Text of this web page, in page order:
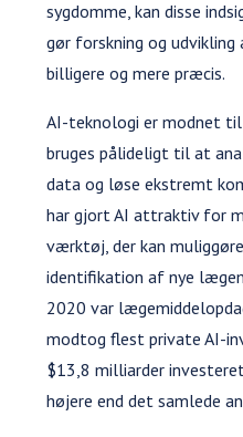
sygdomme, kan disse
gør forskning og
billigere og mere præcis.
AI-teknologi er modnet til
bruges pålideligt til at
data og løse ekstremt
har gjort AI attraktiv for
værktøj, der kan
identifikation af nye
2020 var
modtog flest private AI-
$13,8 milliarder
højere end det samlede